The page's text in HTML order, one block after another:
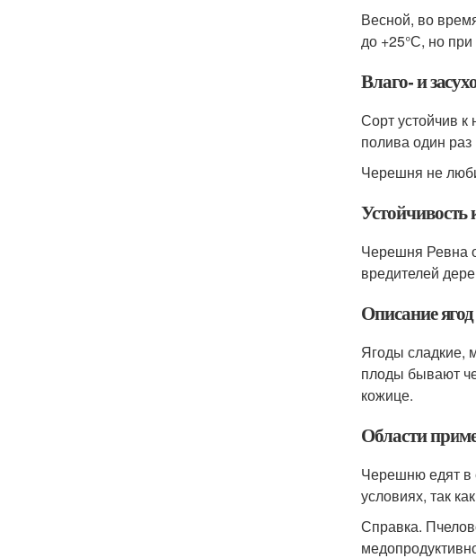
Весной, во
до +25°С, но
Влаго- и
Сорт устойчив к
полива один
Черешня не
Устойчивость
Черешня Ревна
вредителей
Описание ягод
Ягоды сладкие,
плоды бывают
кожице.
Области
Черешню едят в
условиях, так
Справка.